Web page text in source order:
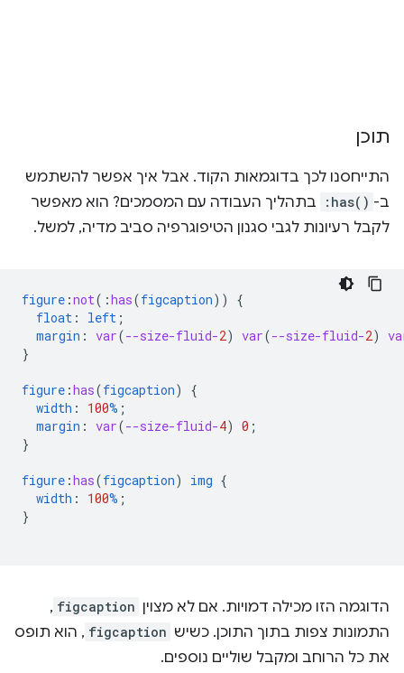
תוכן
התייחסנו לכך בדוגמאות הקוד. אבל איך אפשר להשתמש
ב- :has()
בתהליך העבודה עם המסמכים? הוא מאפשר
לקבל רעיונות לגבי סגנון הטיפוגרפיה סביב מדיה, למשל.
figure :not( :has(figcaption))
{
float : left ;
margin : var(--size-fluid-2) var(--size-fluid-2)
}
figure :has(figcaption)
{
width : 100% ;
margin : var(--size-fluid-4) 0 ;
}
figure :has(figcaption) img {
width : 100% ;
}
הדוגמה הזו מכילה דמויות. אם לא מצוין figcaption
,
התמונות צפות בתוך התוכן. כשיש figcaption , הוא תופס
את כל הרוחב ומקבל שוליים נוספים.